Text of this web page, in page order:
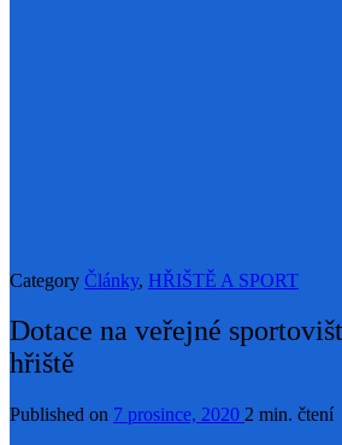
Category Články, HŘIŠTĚ A SPORT
Dotace na veřejné
hřiště
Published on 7 prosince, 2020 2 min. čtení